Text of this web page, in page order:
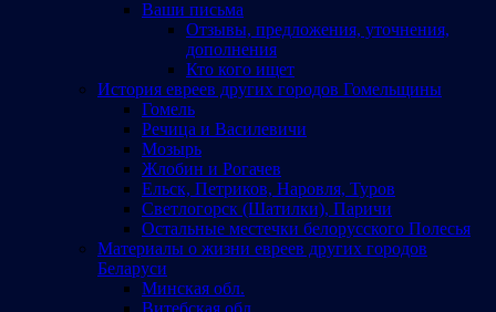
Ваши письма
Отзывы, предложения, уточнения,
дополнения
Кто кого ищет
История евреев других городов Гомельщины
Гомель
Речица и Василевичи
Мозырь
Жлобин и Рогачев
Ельск, Петриков, Наровля, Туров
Светлогорск (Шатилки), Паричи
Остальные местечки белорусского Полесья
Материалы о жизни евреев других городов
Беларуси
Минская обл.
Витебская обл.